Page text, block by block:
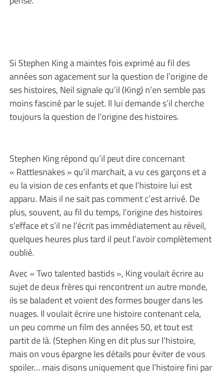
Si Stephen King a maintes fois exprimé au fil des
années son agacement sur la question de l’origine de
ses histoires, Neil signale qu’il (King) n’en semble pas
moins fasciné par le sujet. Il lui demande s’il cherche
toujours la question de l’origine des histoires.
Stephen King répond qu’il peut dire concernant
« Rattlesnakes » qu’il marchait, a vu ces garçons et a
eu la vision de ces enfants et que l’histoire lui est
apparu. Mais il ne sait pas comment c’est arrivé. De
plus, souvent, au fil du temps, l’origine des histoires
s’efface et s’il ne l’écrit pas immédiatement au réveil,
quelques heures plus tard il peut l’avoir complètement
oublié.
Avec « Two talented bastids », King voulait écrire au
sujet de deux frères qui rencontrent un autre monde,
ils se baladent et voient des formes bouger dans les
nuages. Il voulait écrire une histoire contenant cela,
un peu comme un film des années 50, et tout est
partit de là. (Stephen King en dit plus sur l’histoire,
mais on vous épargne les détails pour éviter de vous
spoiler… mais disons uniquement que l’histoire fini par